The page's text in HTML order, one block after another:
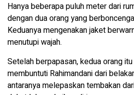
Hanya beberapa puluh meter dari
dengan dua orang yang
Keduanya mengenakan jaket
menutupi wajah.
Setelah berpapasan, kedua orang
membuntuti Rahimandani dari
antaranya melepaskan tembakan